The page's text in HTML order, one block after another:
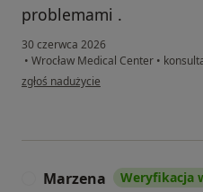
problemami .
30 czerwca 2026
• Wrocław Medical Center •
w opinii użytkownika Alicja
zgłoś nadużycie
Marzena Weryfikacja